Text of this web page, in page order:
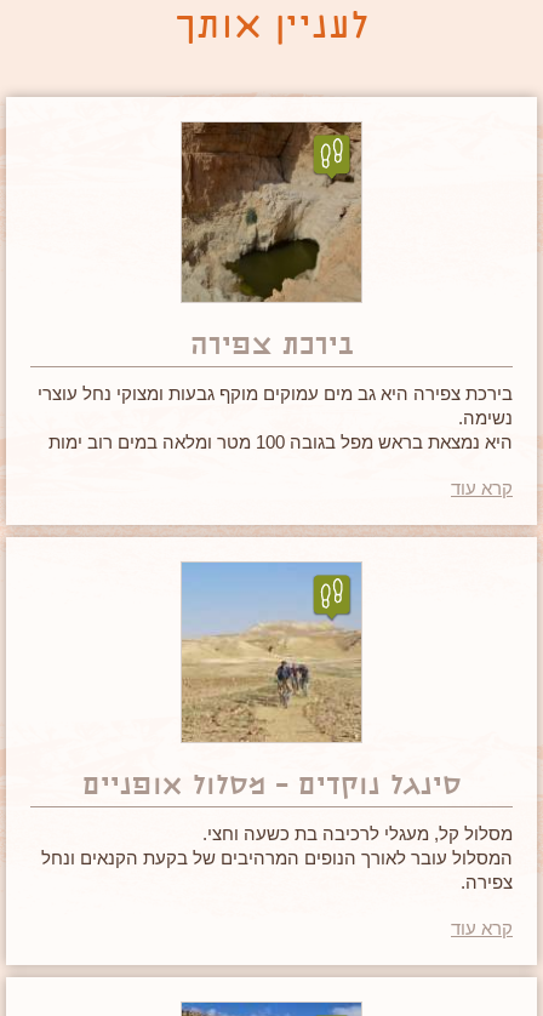
לעניין אותך
בירכת צפירה
בירכת צפירה היא גב מים עמוקים מוקף גבעות ומצוקי נחל עוצרי
נשימה.
היא נמצאת בראש מפל בגובה 100 מטר ומלאה במים רוב ימות
אם הגעתם לאזור, בירכת צפירה
קרא עוד
סינגל נוקדים – מסלול אופניים
מסלול קל, מעגלי לרכיבה בת כשעה וחצי.
המסלול עובר לאורך הנופים המרהיבים של בקעת הקנאים ונחל
צפירה.
קרא עוד